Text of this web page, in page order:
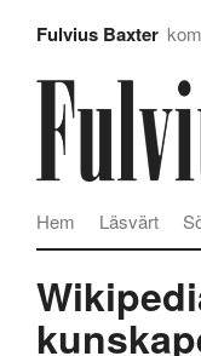
Fulvius Baxter
Läsvärt
Hem